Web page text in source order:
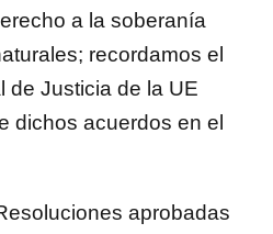
a la soberanía
recordamos el
de Justicia de la UE
dichos acuerdos en el
aprobadas